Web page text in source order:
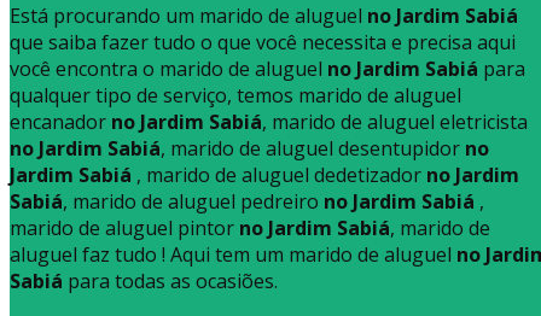
Está procurando um marido de aluguel no Jardim Sabiá
que saiba fazer tudo o que você necessita e precisa aqui
você encontra o marido de aluguel no Jardim Sabiá para
qualquer tipo de serviço, temos marido de aluguel
encanador no Jardim Sabiá, marido de aluguel eletricista
no Jardim Sabiá, marido de aluguel desentupidor no
Jardim Sabiá , marido de aluguel dedetizador no Jardim
Sabiá, marido de aluguel pedreiro no Jardim Sabiá ,
marido de aluguel pintor no Jardim Sabiá, marido de
aluguel faz tudo ! Aqui tem um marido de aluguel no
Sabiá para todas as ocasiões.